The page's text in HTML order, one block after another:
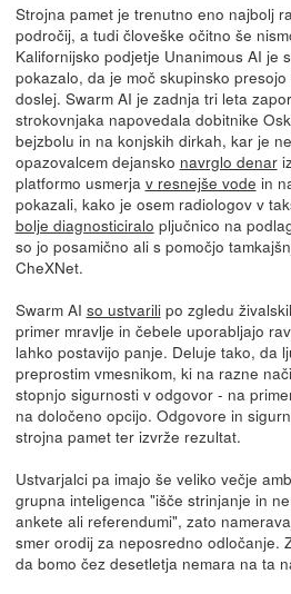
Strojna pamet je trenutno eno najbolj
področij, a tudi človeške očitno še
Kalifornijsko podjetje Unanimous AI je
pokazalo, da je moč skupinsko
doslej. Swarm AI je zadnja tri leta
strokovnjaka napovedala dobitnike
bejzbolu in na konjskih dirkah, kar je
opazovalcem dejansko navrglo denar
platformo usmerja v resnejše vode in
pokazali, kako je osem radiologov v
bolje diagnosticiralo pljučnico na
so jo posamično ali s pomočjo
CheXNet.
Swarm AI so ustvarilipo zgledu
primer mravlje in čebele uporabljajo
lahko postavijo panje. Deluje tako, da
preprostim vmesnikom, ki na razne
stopnjo sigurnosti v odgovor - na
na določeno opcijo. Odgovore in
strojna pamet ter izvrže rezultat.
Ustvarjalci pa imajo še veliko večje
grupna inteligenca "išče strinjanje in
ankete ali referendumi", zato
smer orodij za neposredno odločanje.
da bomo čez desetletja nemara na ta